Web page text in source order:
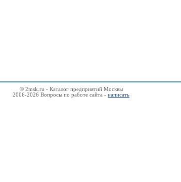
© 2msk.ru - Каталог предприятий Москвы
2006-2026 Вопросы по работе сайта - написать